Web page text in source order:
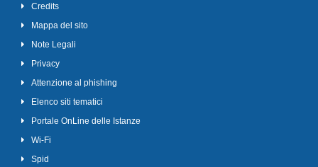
Credits
Mappa del sito
Note Legali
Privacy
Attenzione al phishing
Elenco siti tematici
Portale OnLine delle Istanze
Wi-Fi
Spid